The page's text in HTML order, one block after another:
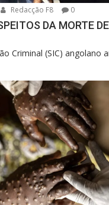
Redacção F8 0
DA MORTE
Criminal (SIC) angolano